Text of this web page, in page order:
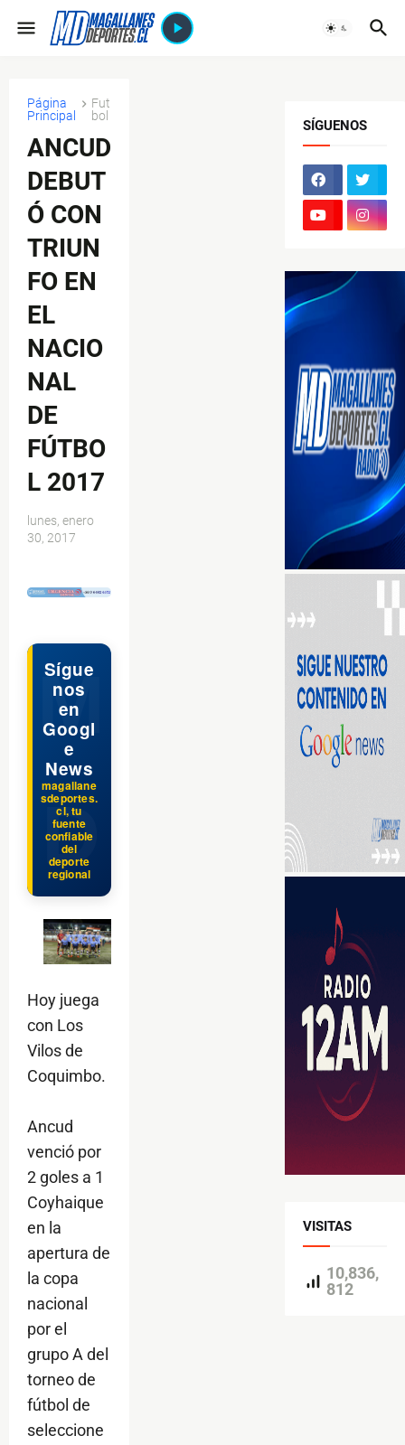
Página
Principal
Fut
bol
ANCUD
DEBUT
Ó CON
TRIUN
FO EN
EL
NACIO
NAL
DE
FÚTBO
L 2017
lunes, enero
30, 2017
Sígue
nos
en
Googl
e
News
magallane
sdeportes.
cl, tu
fuente
confiable
del
deporte
regional
Hoy juega
con Los
Vilos de
Coquimbo.
Ancud
venció por
2 goles a 1
Coyhaique
en la
apertura de
la copa
nacional
por el
grupo A del
torneo de
fútbol de
seleccione
SÍGUENOS
VISITAS
10,836,
812